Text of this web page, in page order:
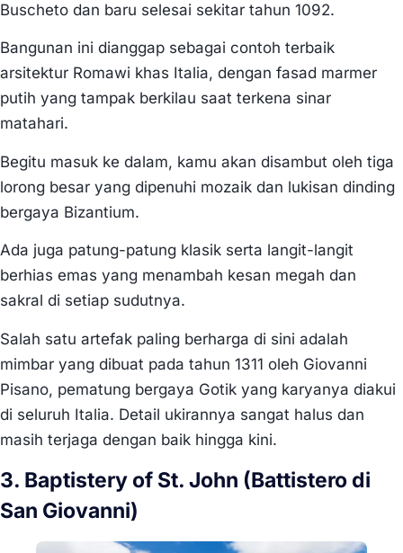
Buscheto dan baru selesai sekitar tahun 1092.
Bangunan ini dianggap sebagai contoh terbaik
arsitektur Romawi khas Italia, dengan fasad marmer
putih yang tampak berkilau saat terkena sinar
matahari.
Begitu masuk ke dalam, kamu akan disambut oleh tiga
lorong besar yang dipenuhi mozaik dan lukisan dinding
bergaya Bizantium.
Ada juga patung-patung klasik serta langit-langit
berhias emas yang menambah kesan megah dan
sakral di setiap sudutnya.
Salah satu artefak paling berharga di sini adalah
mimbar yang dibuat pada tahun 1311 oleh Giovanni
Pisano, pematung bergaya Gotik yang karyanya diakui
di seluruh Italia. Detail ukirannya sangat halus dan
masih terjaga dengan baik hingga kini.
3. Baptistery of St. John (Battistero di
San Giovanni)